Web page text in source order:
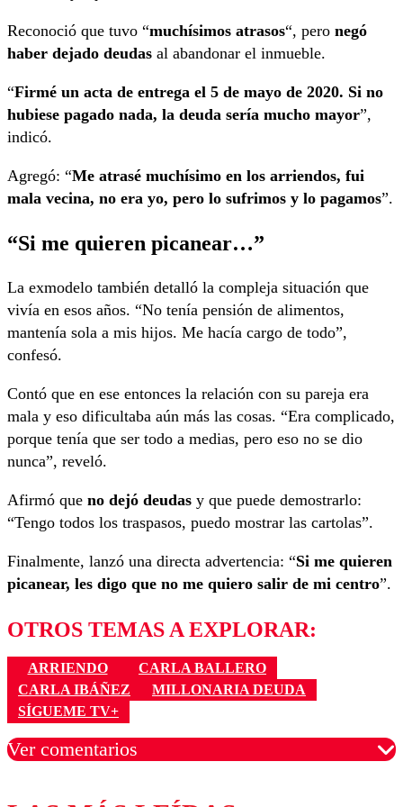
Reconoció que tuvo “muchísimos atrasos“, pero negó
haber dejado deudas al abandonar el inmueble.
“Firmé un acta de entrega el 5 de mayo de 2020. Si no
hubiese pagado nada, la deuda sería mucho mayor”,
indicó.
Agregó: “Me atrasé muchísimo en los arriendos, fui
mala vecina, no era yo, pero lo sufrimos y lo pagamos”.
“Si me quieren picanear…”
La exmodelo también detalló la compleja situación que
vivía en esos años. “No tenía pensión de alimentos,
mantenía sola a mis hijos. Me hacía cargo de todo”,
confesó.
Contó que en ese entonces la relación con su pareja era
mala y eso dificultaba aún más las cosas. “Era complicado,
porque tenía que ser todo a medias, pero eso no se dio
nunca”, reveló.
Afirmó que no dejó deudas y que puede demostrarlo:
“Tengo todos los traspasos, puedo mostrar las cartolas”.
Finalmente, lanzó una directa advertencia: “Si me quieren
picanear, les digo que no me quiero salir de mi centro”.
OTROS TEMAS A EXPLORAR:
ARRIENDO
CARLA BALLERO
CARLA IBÁÑEZ
MILLONARIA DEUDA
SÍGUEME TV+
Ver comentarios